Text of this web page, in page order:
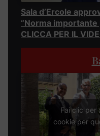
Sala d’Ercole
“Norma
CLICCA PER IL
Fai clic per
cookie per